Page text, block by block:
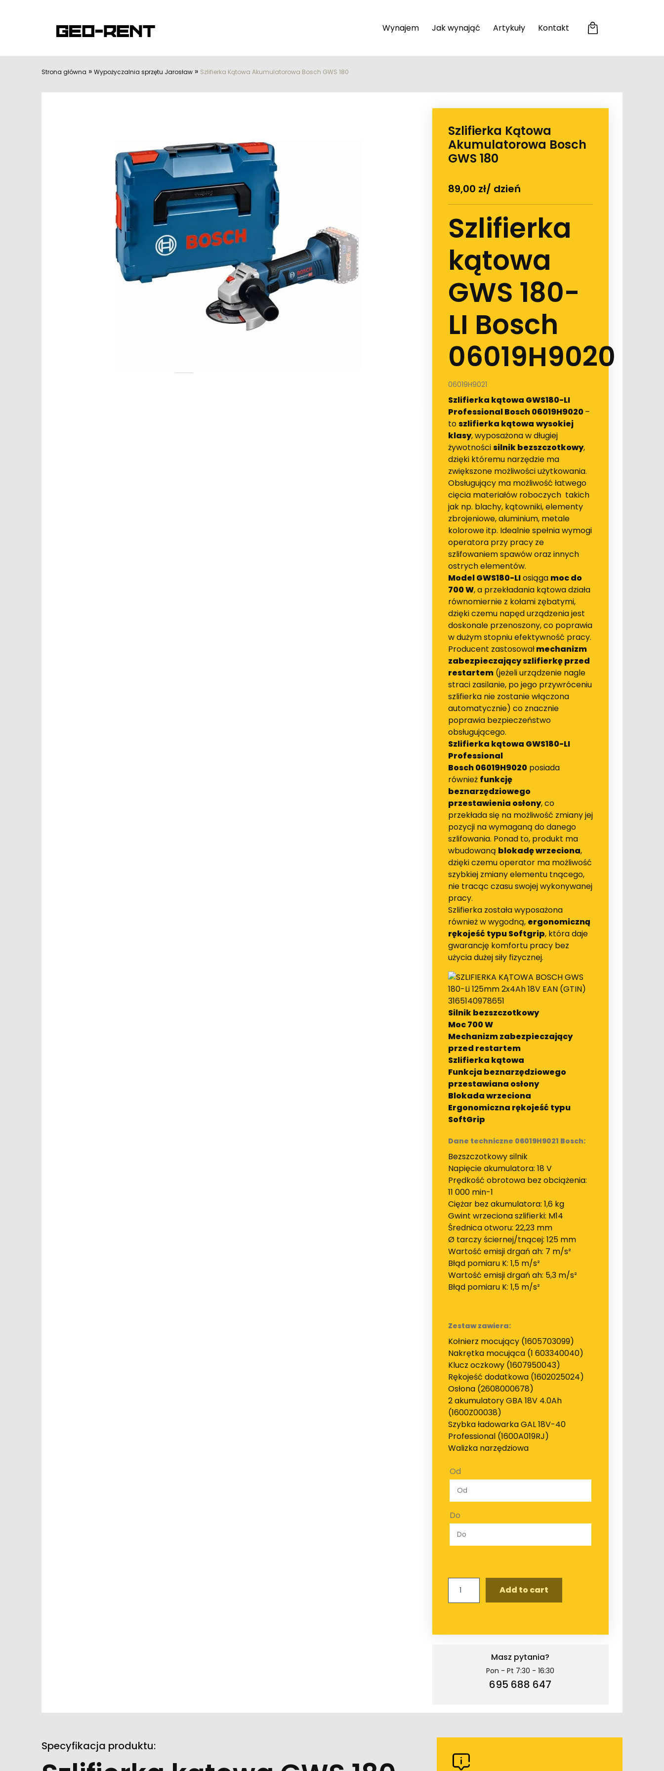
Wynajem Jak wynająć Artykuły Kontakt
Strona główna » Wypożyczalnia sprzętu Jarosław » Szlifierka Kątowa Akumulatorowa Bosch GWS 180
Szlifierka Kątowa
Akumulatorowa Bosch
GWS 180
89,00 zł/ dzień
Szlifierka
kątowa
GWS 180-
LI Bosch
06019H9020
06019H9021
Szlifierka kątowa GWS180-LI
Professional Bosch 06019H9020–
toszlifierka kątowa wysokiej
klasy, wyposażona w długiej
żywotnościsilnik bezszczotkowy,
dzięki któremu narzędzie ma
zwiększone możliwości użytkowania.
Obsługujący ma możliwość łatwego
cięcia materiałów roboczych takich
jak np. blachy, kątowniki, elementy
zbrojeniowe, aluminium, metale
kolorowe itp. Idealnie spełnia wymogi
operatora przy pracy ze
szlifowaniem spawów oraz innych
ostrych elementów.
Model GWS180-LIosiąga moc do
700 W, a przekładania kątowa działa
równomiernie z kołami zębatymi,
dzięki czemu napęd urządzenia jest
doskonale przenoszony, co poprawia
w dużym stopniu efektywność pracy.
Producent zastosowałmechanizm
zabezpieczający szlifierkę przed
restartem(jeżeli urządzenie nagle
straci zasilanie, po jego przywróceniu
szlifierka nie zostanie włączona
automatycznie) co znacznie
poprawia bezpieczeństwo
obsługującego.
Szlifierka kątowa GWS180-LI
Professional
Bosch 06019H9020posiada
również funkcję
beznarzędziowego
przestawienia osłony, co
przekłada się na możliwość zmiany jej
pozycji na wymaganą do danego
szlifowania. Ponad to, produkt ma
wbudowaną blokadę wrzeciona,
dzięki czemu operator ma możliwość
szybkiej zmiany elementu tnącego,
nie tracąc czasu swojej wykonywanej
pracy.
Szlifierka została wyposażona
również w wygodną, ergonomiczną
rękojeść typu Softgrip, która daje
gwarancję komfortu pracy bez
użycia dużej siły fizycznej.
Silnik bezszczotkowy
Moc 700 W
Mechanizm zabezpieczający
przed restartem
Szlifierka kątowa
Funkcja beznarzędziowego
przestawiana osłony
Blokada wrzeciona
Ergonomiczna rękojeść typu
SoftGrip
Dane techniczne 06019H9021 Bosch:
Bezszczotkowy silnik
Napięcie akumulatora: 18 V
Prędkość obrotowa bez obciążenia:
11 000 min-1
Ciężar bez akumulatora: 1,6 kg
Gwint wrzeciona szlifierki: M14
Średnica otworu: 22,23 mm
Ø tarczy ściernej/tnącej: 125 mm
Wartość emisji drgań ah: 7 m/s²
Błąd pomiaru K: 1,5 m/s²
Wartość emisji drgań ah: 5,3 m/s²
Błąd pomiaru K: 1,5 m/s²
Zestaw zawiera:
Kołnierz mocujący (1605703099)
Nakrętka mocująca (1 603340040)
Klucz oczkowy (1607950043)
Rękojeść dodatkowa (1602025024)
Osłona (2608000678)
2 akumulatory GBA 18V 4.0Ah
(1600Z00038)
Szybka ładowarka GAL 18V-40
Professional (1600A019RJ)
Walizka narzędziowa
Od
Do
Add to cart
Masz pytania?
Pon - Pt 7:30 - 16:30
695 688 647
Specyfikacja produktu: